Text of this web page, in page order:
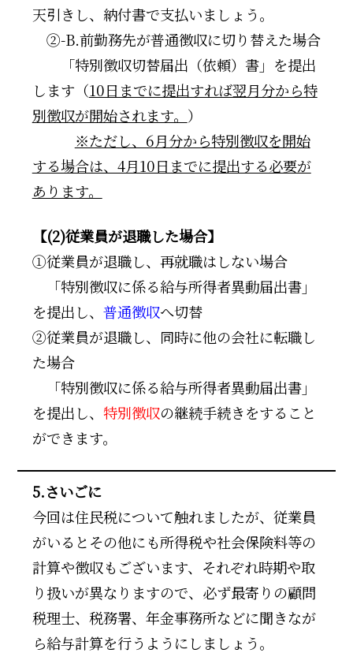
天引きし、納付書で支払いましょう。
②-B.前勤務先が普通徴収に切り替えた場合
「特別徴収切替届出（依頼）書」を提出
します（10日までに提出すれば翌月分から特
別徴収が開始されます。 ）
※ただし、6月分から特別徴収を開始
する場合は、4月10日までに提出する必要が
あります。
【(2)従業員が退職した場合】
①従業員が退職し、再就職はしない場合
「特別徴収に係る給与所得者異動届出書」
を提出し、 普通徴収へ切替
②従業員が退職し、同時に他の会社に転職し
た場合
「特別徴収に係る給与所得者異動届出書」
を提出し、 特別徴収の継続手続きをすること
ができます。
5.さいごに
今回は住民税について触れましたが、従業員
がいるとその他にも所得税や社会保険料等の
計算や徴収もございます、それぞれ時期や取
り扱いが異なりますので、必ず最寄りの顧問
税理士、税務署、年金事務所などに聞きなが
ら給与計算を行うようにしましょう。